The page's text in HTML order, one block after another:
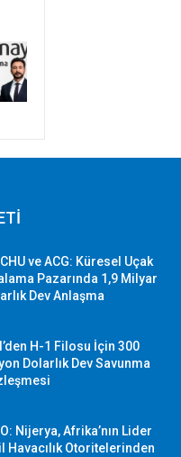
ve ACG: Küresel Uçak
Pazarında 1,9 Milyar
Dev Anlaşma
H-1 Filosu İçin 300
Dolarlık Dev Savunma
Nijerya, Afrika’nın Lider
Havacılık Otoritelerinden